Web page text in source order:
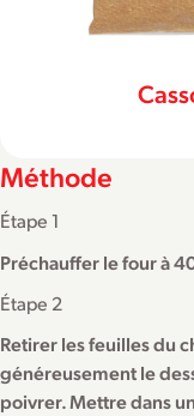
Méthode
Étape 1
Préchauffer le four à
Étape 2
Retirer les feuilles du
généreusement le
poivrer. Mettre dans